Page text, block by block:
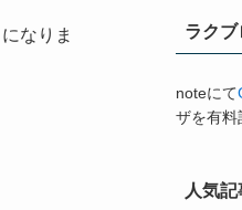
なりま
ラク
noteにて
ザを有料
人気記